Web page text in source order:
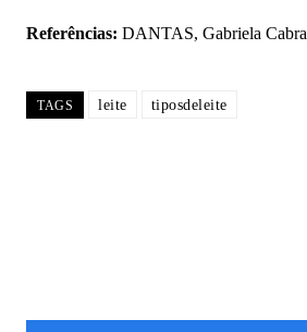
Referências: DANTAS, Gabriela
TAGS leite tiposdeleite